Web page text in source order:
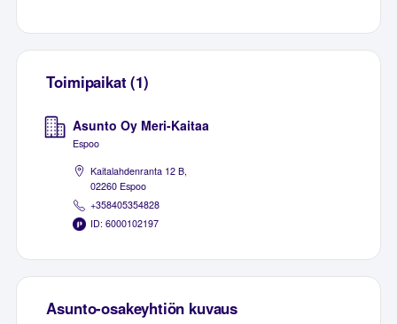
Toimipaikat (1)
Asunto Oy Meri-Kaitaa
Espoo
Kaitalahdenranta 12 B,
02260 Espoo
+358405354828
ID: 6000102197
Asunto-osakeyhtiön kuvaus